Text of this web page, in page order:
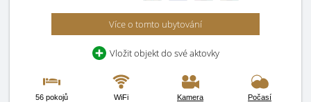
Více o tomto ubytování
Vložit objekt do své aktovky
56 pokojů WiFi Kamera Počasí